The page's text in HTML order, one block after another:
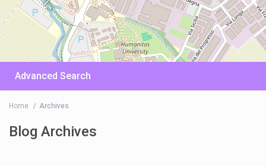
Advanced Search
Home Archives
Blog Archives